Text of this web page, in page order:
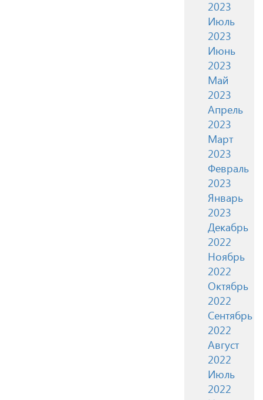
2023
Июль
2023
Июнь
2023
Май
2023
Апрель
2023
Март
2023
Февраль
2023
Январь
2023
Декабрь
2022
Ноябрь
2022
Октябрь
2022
Сентябрь
2022
Август
2022
Июль
2022